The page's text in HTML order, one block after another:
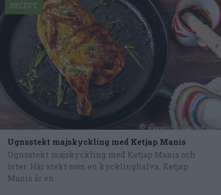
Ugnsstekt majskyckling med Ketjap Manis
Ugnsstekt majskyckling med Ketjap Manis och
örter. Här stekt som en kycklinghalva. Ketjap
Manis är en...
RECEPT